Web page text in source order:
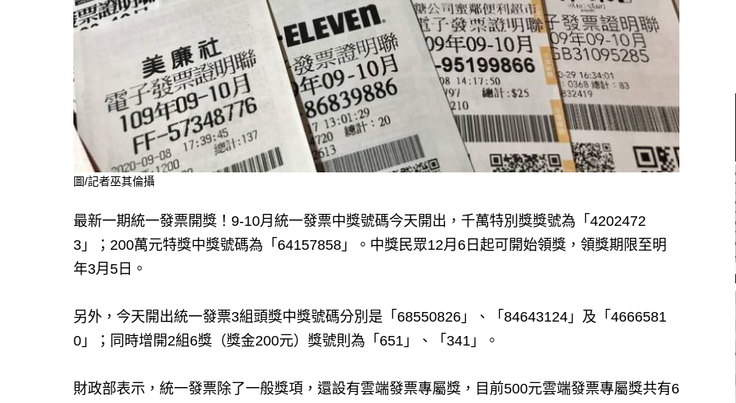
圖/記者巫其倫攝
最新一期統一發票開獎！9-10月統一發票中獎號碼今天開出，千萬特別獎獎號為「4202472
3」；200萬元特獎中獎號碼為「64157858」。中獎民眾12月6日起可開始領獎，領獎期限至明
年3月5日。
另外，今天開出統一發票3組頭獎中獎號碼分別是「68550826」、「84643124」及「4666581
0」；同時增開2組6獎（獎金200元）獎號則為「651」、「341」。
財政部表示，統一發票除了一般獎項，還設有雲端發票專屬獎，目前500元雲端發票專屬獎共有6